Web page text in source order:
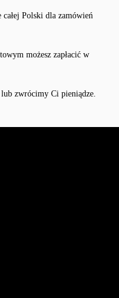
Polski dla zamówień
możesz zapłacić w
zwrócimy Ci pieniądze.